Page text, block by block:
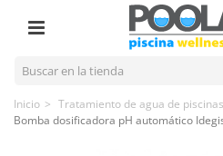
Inicio > Tratamiento de agua de piscinas
Bomba dosificadora pH automático